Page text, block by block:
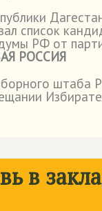
список
РФ от
РОССИЯ
штаба
в